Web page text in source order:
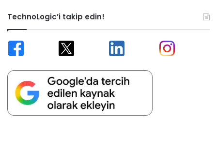
TechnoLogic’i takip edin!